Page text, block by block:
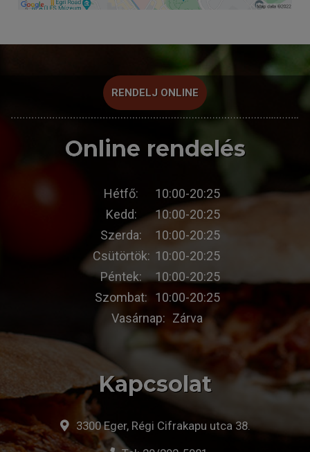
RENDELJ ONLINE
Online rendelés
Hétfő:
10:00-20:25
Kedd:
10:00-20:25
Szerda:
10:00-20:25
Csütörtök: 10:00-20:25
Péntek:
10:00-20:25
Szombat:
10:00-20:25
Vasárnap: Zárva
Kapcsolat
3300 Eger, Régi Cifrakapu utca 38.